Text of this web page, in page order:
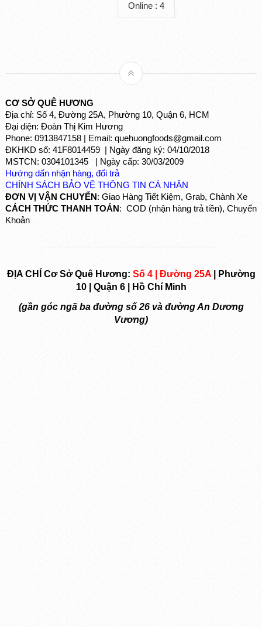
Online : 4
CƠ SỞ QUÊ HƯƠNG
Địa chỉ: Số 4, Đường 25A, Phường 10, Quận 6, HCM
Đại diện: Đoàn Thị Kim Hương
Phone: 0913847158 | Email: quehuongfoods@gmail.com
ĐKHKD số: 41F8014459 | Ngày đăng ký: 04/10/2018
MSTCN: 0304101345 | Ngày cấp: 30/03/2009
Hướng dẩn nhận hàng, đổi trả
CHÍNH SÁCH BẢO VỆ THÔNG TIN CÁ NHÂN
ĐƠN VỊ VẬN CHUYỂN: Giao Hàng Tiết Kiệm, Grab, Chành Xe
CÁCH THỨC THANH TOÁN: COD (nhận hàng trả tiền), Chuyển
Khoản
ĐỊA CHỈ Cơ Sở Quê Hương: Số 4 | Đường 25A| Phường
10 | Quận 6 | Hồ Chí Minh
(gần góc ngã ba đường số 26 và đường An Dương
Vương)